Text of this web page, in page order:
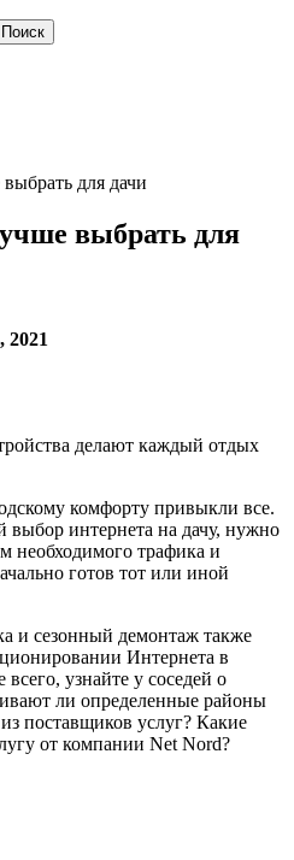
для дачи
выбрать для
2021
делают каждый отдых
комфорту привыкли все.
выбор интернета на дачу, нужно
необходимого трафика и
готов тот или иной
и сезонный демонтаж также
Интернета в
узнайте у соседей о
ли определенные районы
поставщиков услуг? Какие
от компании Net Nord?